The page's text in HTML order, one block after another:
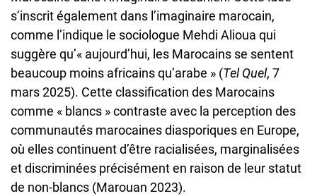
s’inscrit également dans l’imaginaire marocain,
comme l’indique le sociologue Mehdi Alioua qui
suggère qu’« aujourd’hui, les Marocains se sentent
beaucoup moins africains qu’arabe » (Tel Quel, 7
mars 2025). Cette classification des Marocains
comme « blancs » contraste avec la perception des
communautés marocaines diasporiques en Europe,
où elles continuent d’être racialisées, marginalisées
et discriminées précisément en raison de leur statut
de non-blancs (Marouan 2023).